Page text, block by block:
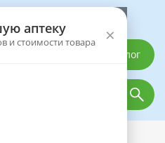
аптеку
и стоимости товара ×
Каталог